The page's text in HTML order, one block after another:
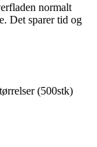
normalt
Det sparer tid og
(500stk)